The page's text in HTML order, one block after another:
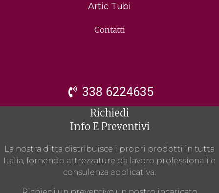
Artic Tubi
Contatti
338 6224635
Richiedi
Info E Preventivi
La nostra ditta distribuisce i propri prodotti in tutta
Italia, fornendo attrezzature da lavoro professionali e
consulenza applicativa.